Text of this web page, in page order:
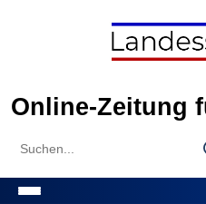
Online-Zeitung
Search